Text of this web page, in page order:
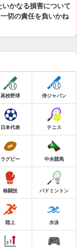
かなる損害について
切の責任を負いかね
高校野球 侍ジャパン
日本代表 テニス
ラグビー 中央競馬
格闘技 バドミントン
陸上 水泳